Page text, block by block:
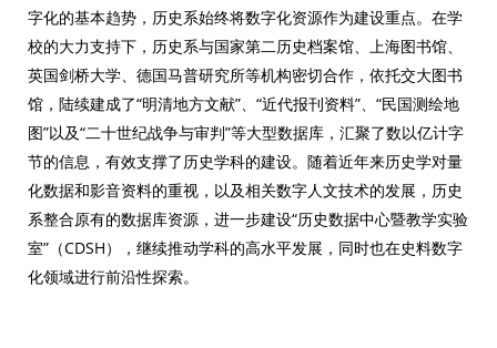
字化的基本趋势，历史系始终将数字化资源作为建设重点。在学
校的大力支持下，历史系与国家第二历史档案馆、上海图书馆、
英国剑桥大学、德国马普研究所等机构密切合作，依托交大图书
馆，陆续建成了“明清地方文献”、“近代报刊资料”、“民国测绘地
图”以及“二十世纪战争与审判”等大型数据库，汇聚了数以亿计字
节的信息，有效支撑了历史学科的建设。随着近年来历史学对量
化数据和影音资料的重视，以及相关数字人文技术的发展，历史
系整合原有的数据库资源，进一步建设“历史数据中心暨教学实验
室”（CDSH），继续推动学科的高水平发展，同时也在史料数字
化领域进行前沿性探索。